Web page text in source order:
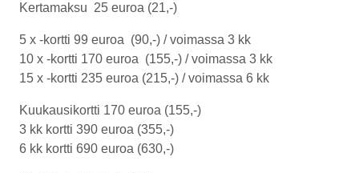
Kertamaksu 25 euroa (21,-)
5 x -kortti 99 euroa (90,-) /voimassa 3 kk
10 x -kortti 170 euroa (155,-) /voimassa 3 kk
15 x -kortti 235 euroa (215,-) /voimassa 6 kk
Kuukausikortti 170 euroa (155,-)
3 kk kortti 390 euroa (355,-)
6 kk kortti 690 euroa (630,-)